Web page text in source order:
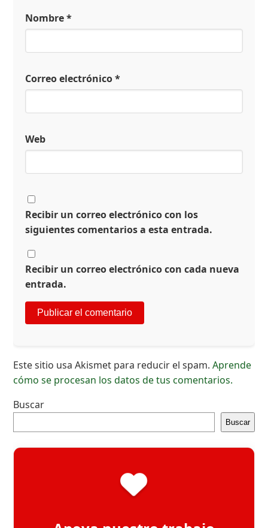
Nombre*
Correo electrónico*
Web
Recibir un correo electrónico con los
siguientes comentarios a esta entrada.
Recibir un correo electrónico con cada nueva
entrada.
Este sitio usa Akismet para reducir el spam.Aprende
cómo se procesan los datos de tus comentarios.
Buscar
Buscar